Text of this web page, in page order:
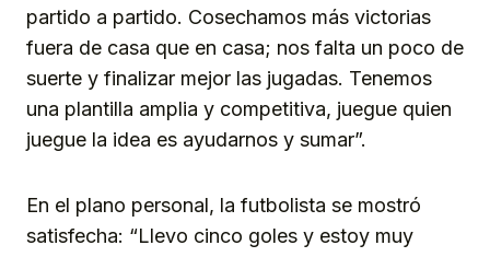
partido a partido. Cosechamos más victorias
fuera de casa que en casa; nos falta un poco de
suerte y finalizar mejor las jugadas. Tenemos
una plantilla amplia y competitiva, juegue quien
juegue la idea es ayudarnos y sumar”.
En el plano personal, la futbolista se mostró
satisfecha: “Llevo cinco goles y estoy muy